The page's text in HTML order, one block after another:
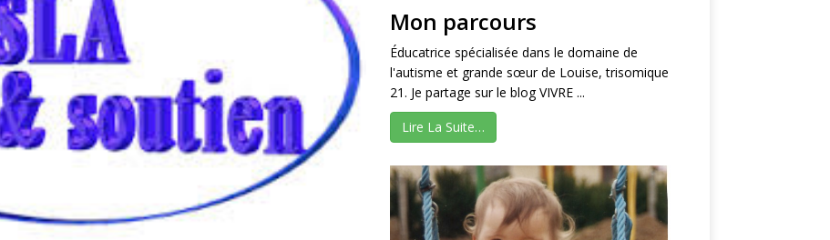
Mon parcours
Éducatrice spécialisée dans le domaine de
l'autisme et grande sœur de Louise, trisomique
21. Je partage sur le blog VIVRE ...
Lire La Suite…